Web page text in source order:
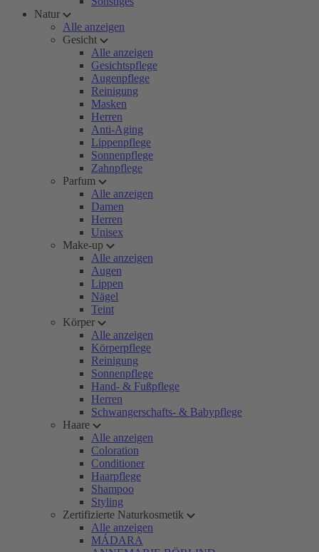
Natur
Alle anzeigen
Gesicht
Alle anzeigen
Gesichtspflege
Augenpflege
Reinigung
Masken
Herren
Anti-Aging
Lippenpflege
Sonnenpflege
Zahnpflege
Parfum
Alle anzeigen
Damen
Herren
Unisex
Make-up
Alle anzeigen
Augen
Lippen
Nägel
Teint
Körper
Alle anzeigen
Körperpflege
Reinigung
Sonnenpflege
Hand- & Fußpflege
Herren
Schwangerschafts- & Babypflege
Haare
Alle anzeigen
Coloration
Conditioner
Haarpflege
Shampoo
Styling
Zertifizierte Naturkosmetik
Alle anzeigen
MÁDARA